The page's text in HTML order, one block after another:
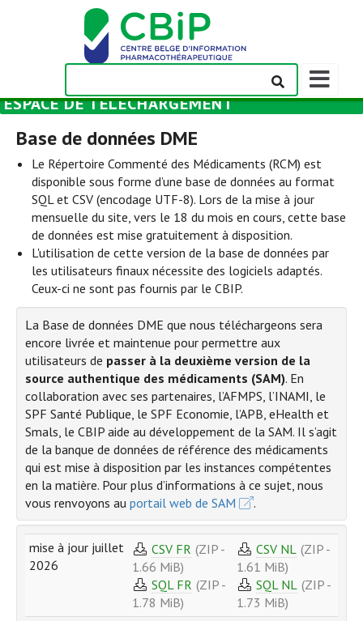
Afficher/
la
ESPACE DE TÉLÉCHARGEMENT
Base de données DME
Le Répertoire Commenté des Médicaments (RCM) est
disponible sous forme d’une base de données au format
SQL et CSV (encodage UTF-8). Lors de la mise à jour
mensuelle du site, vers le 18 du mois en cours, cette base
de données est mise gratuitement à disposition.
L'utilisation de cette version de la base de données par
les utilisateurs finaux nécessite des logiciels adaptés.
Ceux-ci ne sont pas fournis par le CBIP.
La Base de données DME que nous téléchargeons sera
encore livrée et maintenue pour permettre aux
utilisateurs de passer à la deuxième version de la
source authentique des médicaments (SAM). En
collaboration avec ses partenaires, l’AFMPS, l’INAMI, le
SPF Santé Publique, le SPF Economie, l’APB, eHealth et
Smals, le CBIP aide au développement de la SAM. Il s’agit
de la banque de données de référence des médicaments
qui est mise à disposition par les instances compétentes
en la matière. Pour plus d’informations à ce sujet, nous
vous renvoyons au portail web de SAM .
mise à jour juillet
2026
CSV FR (ZIP -
1.66 MiB)
SQL FR (ZIP -
1.78 MiB)
CSV NL (ZIP -
1.61 MiB)
SQL NL (ZIP -
1.73 MiB)